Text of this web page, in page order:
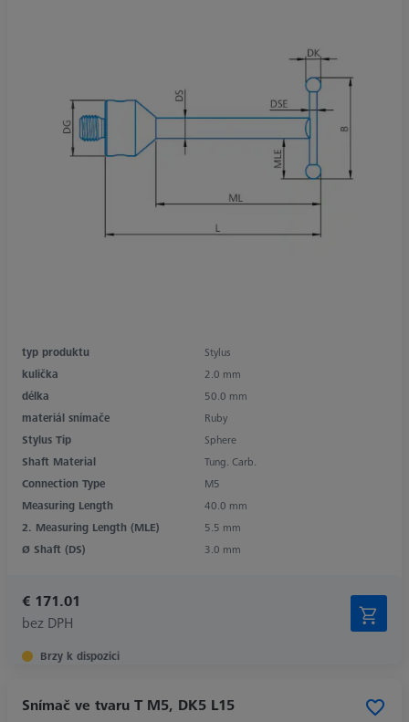
typ produktu
Stylus
kulička
2.0 mm
délka
50.0 mm
materiál snímače
Ruby
Stylus Tip
Sphere
Shaft Material
Tung. Carb.
Connection Type
M5
Measuring Length
40.0 mm
2. Measuring Length (MLE)
5.5 mm
Ø Shaft (DS)
3.0 mm
€ 171.01
bez DPH
Brzy k dispozici
Snímač ve tvaru T M5, DK5 L15